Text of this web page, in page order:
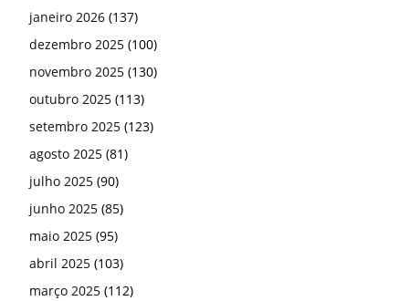
janeiro 2026 (137)
dezembro 2025 (100)
novembro 2025 (130)
outubro 2025 (113)
setembro 2025 (123)
agosto 2025 (81)
julho 2025 (90)
junho 2025 (85)
maio 2025 (95)
abril 2025 (103)
março 2025 (112)